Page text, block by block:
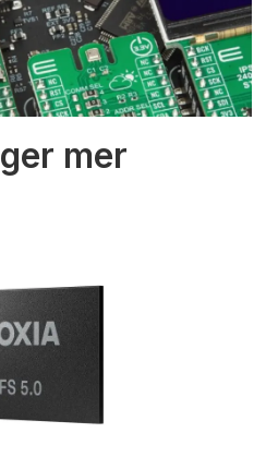
mer